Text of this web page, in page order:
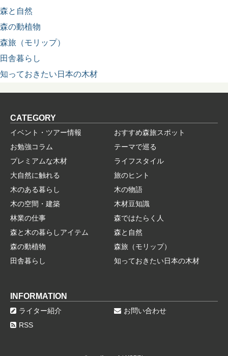
森と自然
森の動植物
森旅（モリップ）
田舎暮らし
知っておきたい日本の木材
CATEGORY
イベント・ツアー情報
おすすめ森旅スポット
お勉強コラム
テーマで巡る
プレミアムな木材
ライフスタイル
大自然に触れる
旅のヒント
木のある暮らし
木の物語
木の空間・建築
木材豆知識
林業の仕事
森ではたらく人
森と木の暮らしアイテム
森と自然
森の動植物
森旅（モリップ）
田舎暮らし
知っておきたい日本の木材
INFORMATION
ライター紹介
お問い合わせ
RSS